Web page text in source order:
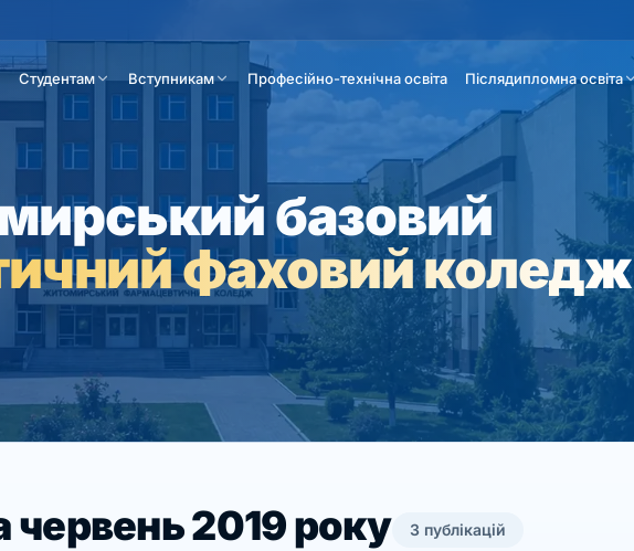
Студентам Вступникам Професійно-технічна освіта Післядипломна освіта
базовий
фаховий коледж
червень 2019 року 3публікацій